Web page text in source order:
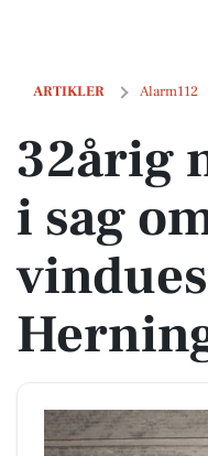
ARTIKLER Alarm112
32årig mand sigtet i
32årig
i sag